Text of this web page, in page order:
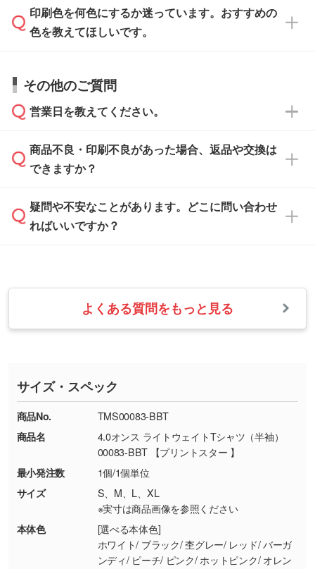
方」をご確認ください。
ムへ添付いただくか、担当スタッフ宛にメール
でお送りください。
い合わせください。
なお、印刷用データの作り方に関する詳細は、
データ作成でお困りの際には、担当スタッフが
サポートいたしますのでお気軽にご相談くださ
から添付してお送りください。
・解像度の低いデータをトレース/調整してほ
しい
解像度の低い画像や、手書きのイラスト、写真
などを、印刷に適したベクターデータに変換し
・フルカラーデータを1色に変換してほしい
・1色印刷でグラデーションや濃淡を表現した
い
す。→詳しく見る
・コーポレートカラーを使って印刷したい／印
刷色にこだわりがある
DIC・PANTONEなどのカラーチップの指定や、
現物支給による色指定も承っております。→
しく見る
・背景がある画像からキャラクター部分だけを
使いたいです
シンプルな背景のデータや、使いたいキャラク
印刷色を何色にするか迷っています。おすすめの
色を教えてほしいです。
相談いただきますと、担当スタッフがお客様の
ご希望や商品の本体色を確認し、印刷色をご提
本体色がブラック、ネイビーなど濃色の場合は
白色か淡い色の印刷色をおすすめしておりま
す。
本体色がナチュラルなど淡色の場合、印刷をく
っきりと目立たせたいときは濃い印刷色が、柔
らかい雰囲気にしたいときは淡い印刷色が映え
また、お選びいただいた印刷色が本体色に合わ
ない場合や仕上がりに影響しそうな場合は、ス
タッフから別の色をご案内することもございま
その他のご質問
営業日を教えてください。
営業日は平日の10:00～18:00で、土日祝日はお
休みとなります。注文・見積・お問い合わせ
速やかに対応いたします。
商品不良・印刷不良があった場合、返品や交換は
できますか？
お手数をお掛けいたしますが、至急担当スタッ
フまでご連絡ください。商品の状況を確認し、
・お届け時に商品が損傷・故障している場合
・ご注文と異なる商品が届いた場合
・印刷不良があった場合
※詳しくは「商品の良品基準について
ください。
【返品・交換ができない場合】
・お客様の元で商品を加工された場合、または
商品が破損した場合
・商品到着後7日以上経過している場合
・お客様のご都合による返品・交換依頼(商
品・色・数量などの注文間違い等)
疑問や不安なことがあります。どこに問い合わせ
ればいいですか？
業日以内に担当スタッフよりメールにてご連絡
いたします。
お急ぎの場合はお電話でのご質問も受け付けて
TEL：0422-29-9911 営業時間10:00～
18:00(土日祝日除く)
お問い合わせフォームはこちら
よくある質問をもっと見る
サイズ・スペック
商品No.
TMS00083-BBT
商品名
4.0オンス ライトウェイトTシャツ（半袖）
00083-BBT 【プリントスター 】
最小発注数
1個/1個単位
サイズ
S、M、L、XL
※実寸は商品画像を参照ください
本体色
[選べる本体色]
ホワイト/ ブラック/ 杢グレー/ レッド/ バーガ
ンディ/ ピーチ/ ピンク/ ホットピンク/ オレン